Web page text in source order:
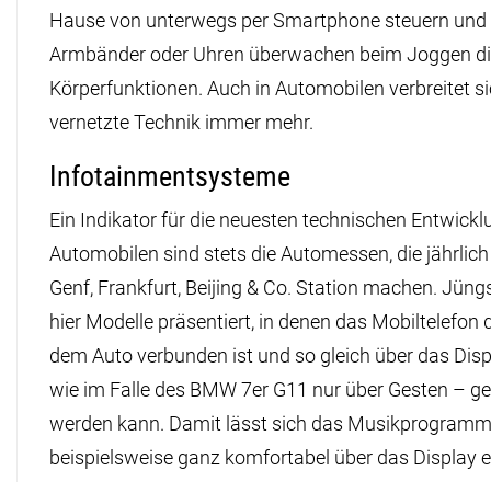
Hause von unterwegs per Smartphone steuern
Armbänder oder Uhren überwachen beim Joggen
Körperfunktionen. Auch in Automobilen verbreitet
vernetzte Technik immer mehr.
Infotainmentsysteme
Ein Indikator für die neuesten technischen
Automobilen sind stets die Automessen, die
Genf, Frankfurt, Beijing & Co. Station machen.
hier Modelle präsentiert, in denen das Mobiltelefon
dem Auto verbunden ist und so gleich über das
wie im Falle des BMW 7er G11 nur über Gesten –
werden kann. Damit lässt sich das Musikprogramm
beispielsweise ganz komfortabel über das Display